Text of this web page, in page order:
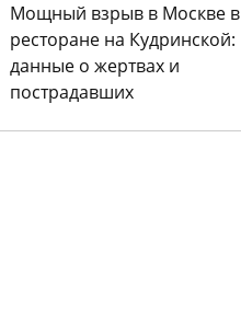
Мощный взрыв в Москве в
ресторане на Кудринской:
данные о жертвах и
пострадавших